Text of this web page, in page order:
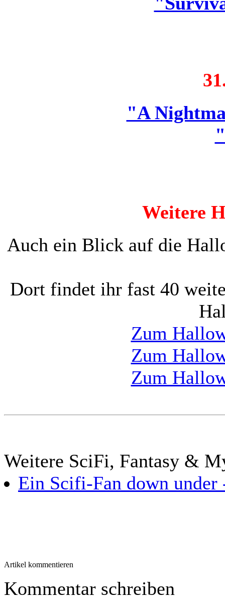
"A
Weitere
Auch ein Blick auf die
Dort findet ihr fast 40
Zum
Zum
Zum
Weitere SciFi, Fantasy &
Ein Scifi-Fan down under
Artikel kommentieren
Kommentar schreiben